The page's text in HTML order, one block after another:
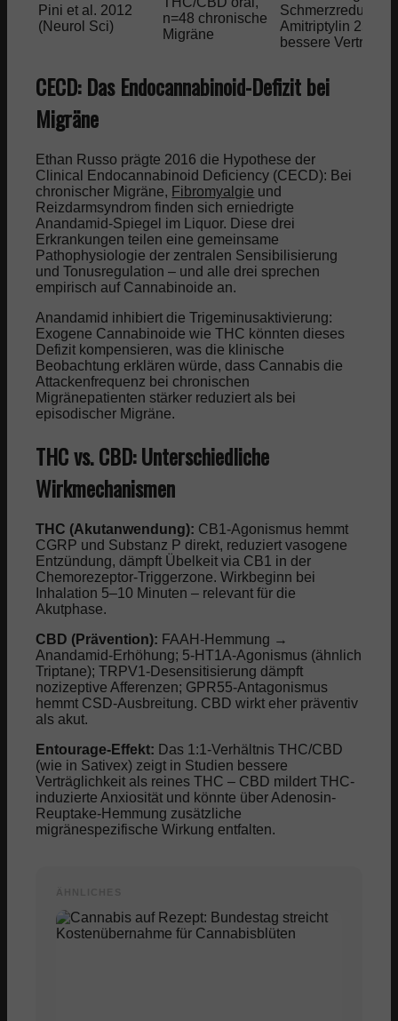
Pini et al. 2012
(Neurol Sci)
n=48 chronische
Migräne
Amitriptylin 25
bessere
CECD: Das Endocannabinoid-Defizit bei
Migräne
Ethan Russo prägte 2016 die Hypothese der
Clinical Endocannabinoid Deficiency (CECD): Bei
chronischer Migräne, Fibromyalgie und
Reizdarmsyndrom finden sich erniedrigte
Anandamid-Spiegel im Liquor. Diese drei
Erkrankungen teilen eine gemeinsame
Pathophysiologie der zentralen Sensibilisierung
und Tonusregulation – und alle drei sprechen
empirisch auf Cannabinoide an.
Anandamid inhibiert die Trigeminusaktivierung:
Exogene Cannabinoide wie THC könnten dieses
Defizit kompensieren, was die klinische
Beobachtung erklären würde, dass Cannabis die
Attackenfrequenz bei chronischen
Migränepatienten stärker reduziert als bei
episodischer Migräne.
THC vs. CBD: Unterschiedliche
Wirkmechanismen
THC (Akutanwendung): CB1-Agonismus hemmt
CGRP und Substanz P direkt, reduziert vasogene
Entzündung, dämpft Übelkeit via CB1 in der
Chemorezeptor-Triggerzone. Wirkbeginn bei
Inhalation 5–10 Minuten – relevant für die
Akutphase.
CBD (Prävention): FAAH-Hemmung →
Anandamid-Erhöhung; 5-HT1A-Agonismus (ähnlich
Triptane); TRPV1-Desensitisierung dämpft
nozizeptive Afferenzen; GPR55-Antagonismus
hemmt CSD-Ausbreitung. CBD wirkt eher präventiv
als akut.
Entourage-Effekt: Das 1:1-Verhältnis THC/CBD
(wie in Sativex) zeigt in Studien bessere
Verträglichkeit als reines THC – CBD mildert THC-
induzierte Anxiosität und könnte über Adenosin-
Reuptake-Hemmung zusätzliche
migränespezifische Wirkung entfalten.